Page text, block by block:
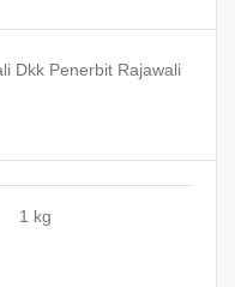
Dkk Penerbit Rajawali
1 kg